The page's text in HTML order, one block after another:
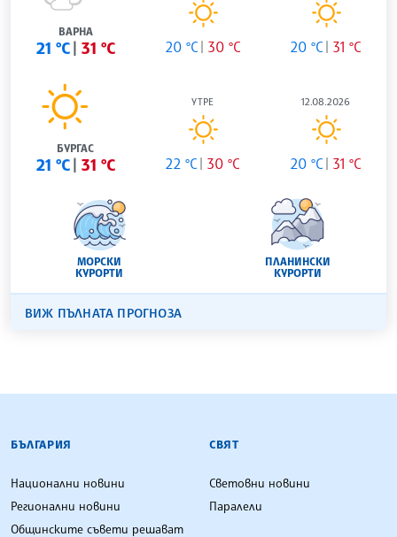
ВАРНА
21 °C 31 °C 20 °C 30 °C 20 °C 31 °C
БУРГАС
21 °C 31 °C
УТРЕ
22 °C 30 °C
12.08.2026
20 °C 31 °C
МОРСКИ
КУРОРТИ
ПЛАНИНСКИ
КУРОРТИ
ВИЖ ПЪЛНАТА ПРОГНОЗА
БЪЛГАРСКА ТЕЛЕГРАФНА АГЕНЦИЯ
БЪЛГАРИЯ
Национални новини
Регионални новини
Общинските съвети решават
СВЯТ
Световни новини
Паралели